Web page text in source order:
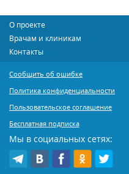
О проекте
Врачам и клиникам
Контакты
Сообщить об ошибке
Политика конфиденциальности
Пользовательское соглашение
Бесплатная подписка
Мы в социальных сетях: